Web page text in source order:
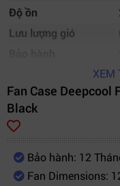
Độ ồn
Lưu lượng gió
XEM
Fan Case Deepcool
Black
Bảo hành: 12
Fan Dimensions: